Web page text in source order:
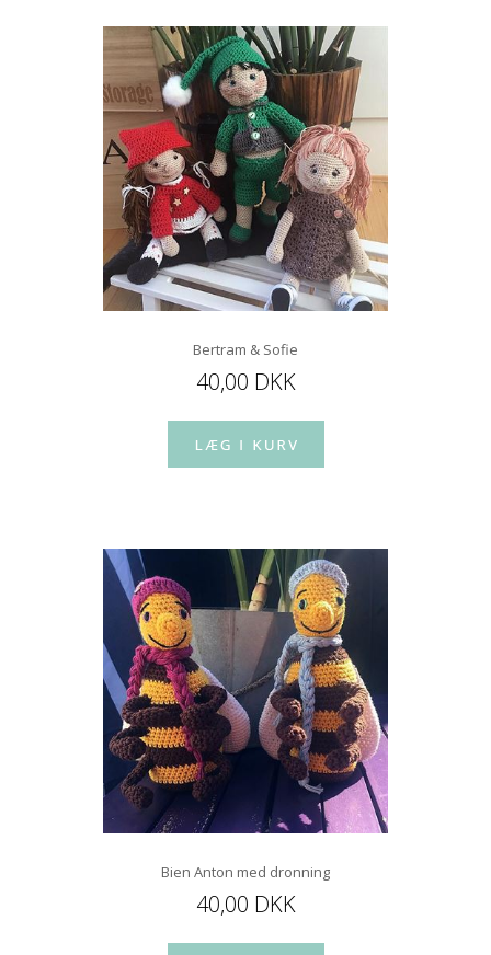
Bertram & Sofie
40,00 DKK
Bien Anton med dronning
40,00 DKK